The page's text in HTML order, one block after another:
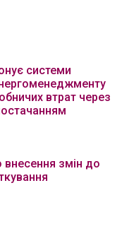
системи
втрат через
змін до